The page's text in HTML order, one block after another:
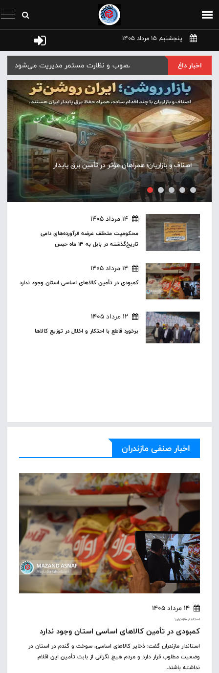
پنجشنبه, 15 مرداد 1405
اخبار داغ ابلاغ نرخ جدید خدمات شالیکوبی‌ها در
حاشیه‌های یک کافه در تنکابن
14 مرداد 1405
محکومیت متخلف عرضه فرآورده‌های دامی
تاریخ‌گذشته در بابل به ۱۳ ماه حبس
14 مرداد 1405
کمبودی در تأمین کالاهای اساسی استان وجود ندارد
12 مرداد 1405
برخورد قاطع با احتکار و اخلال در توزیع کالاها
اخبار صنفی مازندران
14 مرداد 1405
استاندار مازندران:
کمبودی در تأمین کالاهای اساسی استان وجود ندارد
استاندار مازندران گفت: ذخایر کالاهای اساسی، سوخت و گندم در استان در
وضعیت مطلوب قرار دارد و مردم هیچ نگرانی از بابت تأمین این اقلام
نداشته باشند.